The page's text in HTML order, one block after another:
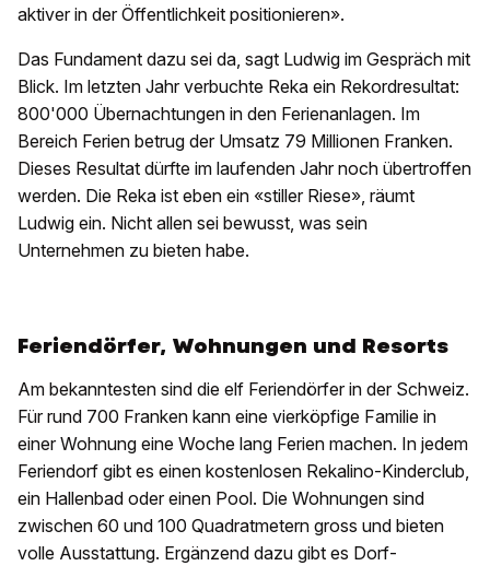
aktiver in der Öffentlichkeit positionieren».
Das Fundament dazu sei da, sagt Ludwig im Gespräch mit
Blick. Im letzten Jahr verbuchte Reka ein Rekordresultat:
800'000 Übernachtungen in den Ferienanlagen. Im
Bereich Ferien betrug der Umsatz 79 Millionen Franken.
Dieses Resultat dürfte im laufenden Jahr noch übertroffen
werden. Die Reka ist eben ein «stiller Riese», räumt
Ludwig ein. Nicht allen sei bewusst, was sein
Unternehmen zu bieten habe.
Feriendörfer, Wohnungen und Resorts
Am bekanntesten sind die elf Feriendörfer in der Schweiz.
Für rund 700 Franken kann eine vierköpfige Familie in
einer Wohnung eine Woche lang Ferien machen. In jedem
Feriendorf gibt es einen kostenlosen Rekalino-Kinderclub,
ein Hallenbad oder einen Pool. Die Wohnungen sind
zwischen 60 und 100 Quadratmetern gross und bieten
volle Ausstattung. Ergänzend dazu gibt es Dorf-